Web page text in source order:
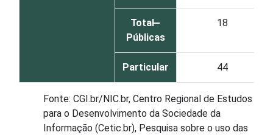
Total ̶
Públicas
18
Particular 44
Fonte: CGI.br/NIC.br, Centro Regional de Estudos
para o Desenvolvimento da Sociedade da
Informação (Cetic.br), Pesquisa sobre o uso das